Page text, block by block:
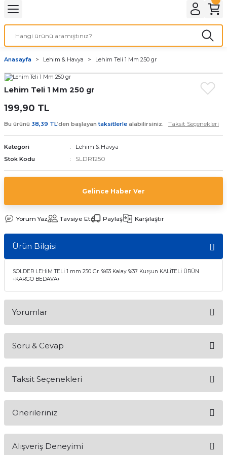
Anasayfa Lehim & Havya Lehim Teli 1 Mm 250 gr
Lehim Teli 1 Mm 250 gr
199,90 TL
Bu ürünü 38,39 TL’den başlayantaksitlerle alabilirsiniz. Taksit Seçenekleri
Kategori Lehim & Havya
Stok Kodu SLDR1250
Gelince Haber Ver
Yorum Yaz Tavsiye Et Paylaş Karşılaştır
Ürün Bilgisi
SOLDER LEHİM TELİ 1 mm 250 Gr. %63 Kalay %37 Kurşun KALİTELİ ÜRÜN
+KARGO BEDAVA+
Yorumlar
Soru & Cevap
Taksit Seçenekleri
Önerileriniz
konularda yetersiz gördüğünüz noktaları öneri formunu
Alışveriş Deneyimi